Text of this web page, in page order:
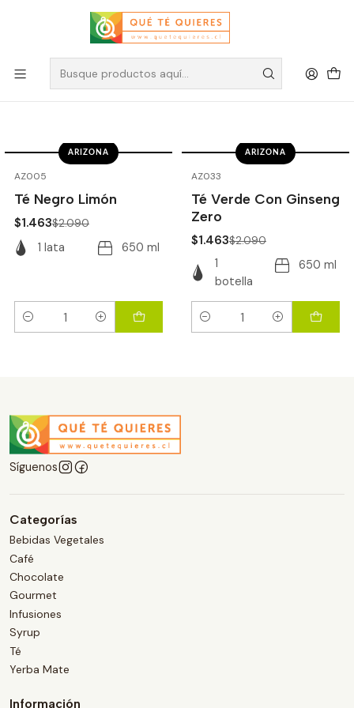
Té Arizona
Filtros
AZ005
ARIZONA
Té Negro Limón
$1.463$2.090
1 lata 650 ml
Cantidad
AZ033
ARIZONA
Té Verde Con Ginseng
Zero
$1.463$2.090
1
botella
650 ml
Cantidad
Síguenos
Categorías
Bebidas Vegetales
Café
Chocolate
Gourmet
Infusiones
Syrup
Té
Yerba Mate
Información